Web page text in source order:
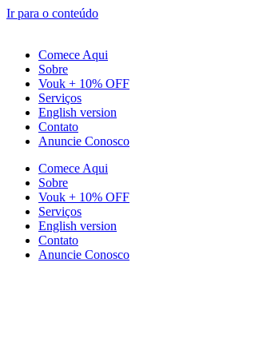
Ir para o conteúdo
Comece Aqui
Sobre
Vouk + 10% OFF
Serviços
English version
Contato
Anuncie Conosco
Comece Aqui
Sobre
Vouk + 10% OFF
Serviços
English version
Contato
Anuncie Conosco